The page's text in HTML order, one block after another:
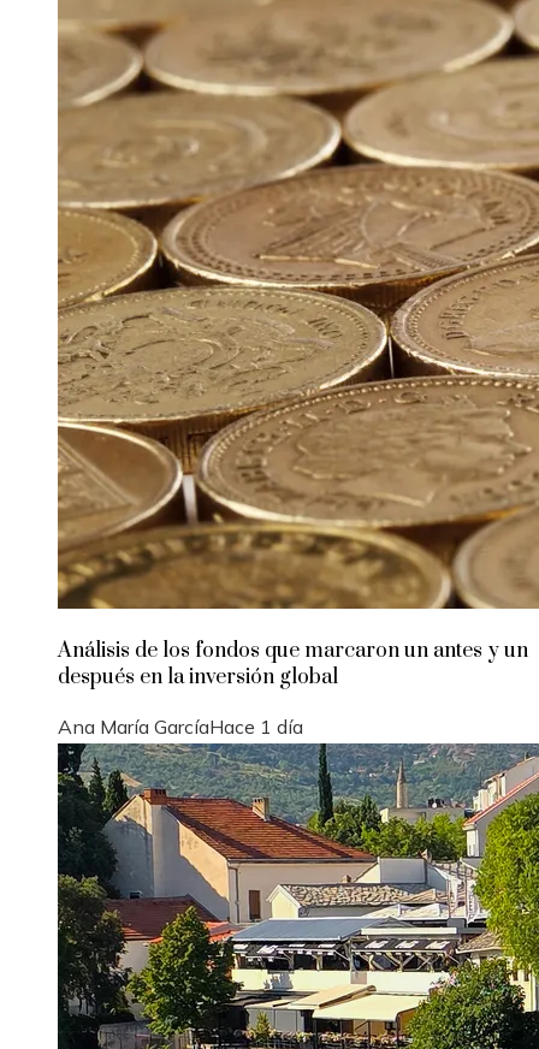
Análisis de los fondos que marcaron un antes y un
después en la inversión global
Ana María GarcíaHace 1 día